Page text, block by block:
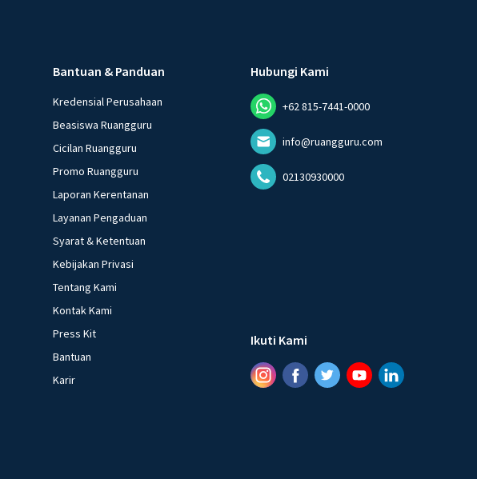
Bantuan & Panduan
Kredensial Perusahaan
Beasiswa Ruangguru
Cicilan Ruangguru
Promo Ruangguru
Laporan Kerentanan
Layanan Pengaduan
Syarat & Ketentuan
Kebijakan Privasi
Tentang Kami
Kontak Kami
Press Kit
Bantuan
Karir
Hubungi Kami
+62 815-7441-0000
info@ruangguru.com
02130930000
Ikuti Kami